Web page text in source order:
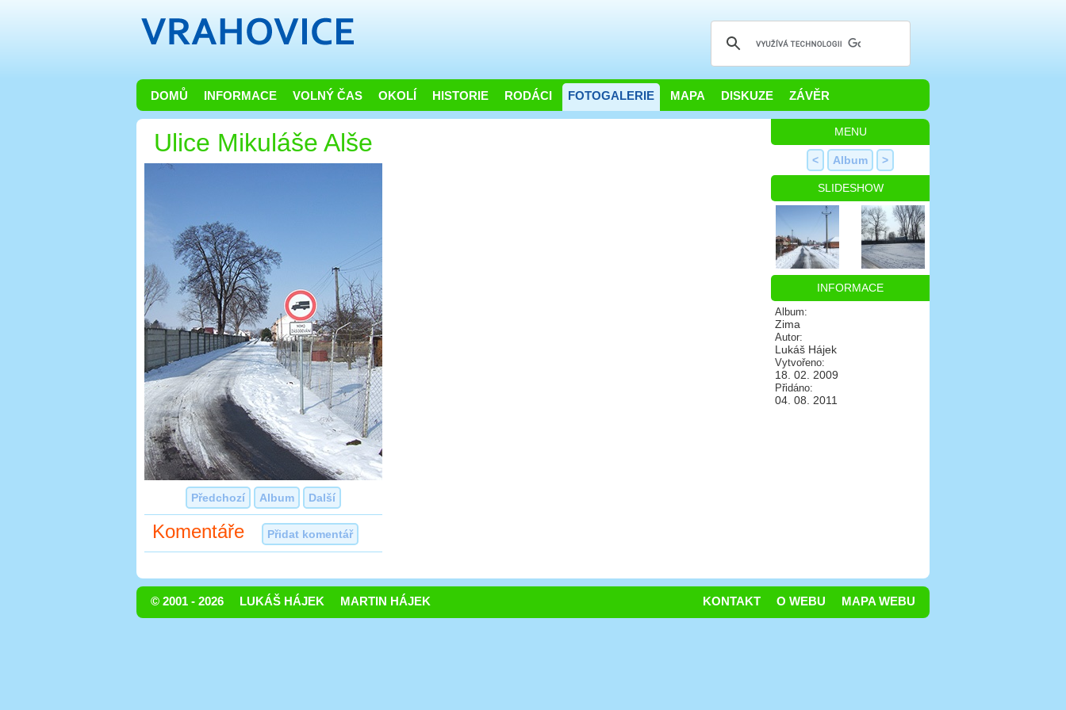
DOMŮ INFORMACE VOLNÝ ČAS OKOLÍ HISTORIE RODÁCI FOTOGALERIE MAPA DISKUZE ZÁVĚR
Ulice Mikuláše Alše
Předchozí Album Další
Komentáře Přidat komentář
MENU
< Album >
SLIDESHOW
INFORMACE
Album:
Zima
Autor:
Lukáš Hájek
Vytvořeno:
18. 02. 2009
Přidáno:
04. 08. 2011
© 2001 - 2026 LUKÁŠ HÁJEK MARTIN HÁJEK MAPA WEBU
O WEBU
KONTAKT